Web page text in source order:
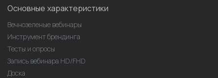
Основные характеристики
Вечнозеленые вебинары
Инструмент брендинга
Тесты и опросы
Запись вебинара HD/FHD
Доска